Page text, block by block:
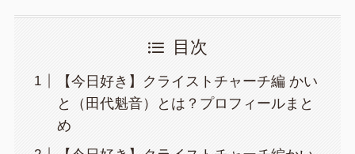
目次
【今日好き】クライストチャーチ編 かい
と（田代魁音）とは？プロフィールまと
め